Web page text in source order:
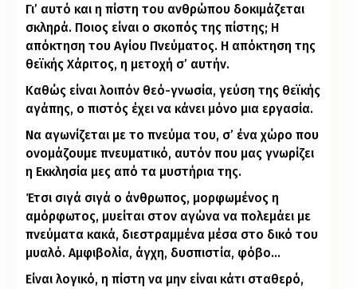
Γι’ αυτό και η πίστη του ανθρώπου δοκιμάζεται
σκληρά. Ποιος είναι ο σκοπός της πίστης; Η
απόκτηση του Αγίου Πνεύματος. Η απόκτηση της
θεϊκής Χάριτος, η μετοχή σ’ αυτήν.
Καθώς είναι λοιπόν θεό-γνωσία, γεύση της θεϊκής
αγάπης, ο πιστός έχει να κάνει μόνο μια εργασία.
Να αγωνίζεται με το πνεύμα του, σ’ ένα χώρο που
ονομάζουμε πνευματικό, αυτόν που μας γνωρίζει
η Εκκλησία μες από τα μυστήρια της.
Έτσι σιγά σιγά ο άνθρωπος, μορφωμένος η
αμόρφωτος, μυείται στον αγώνα να πολεμάει με
πνεύματα κακά, διεστραμμένα μέσα στο δικό του
μυαλό. Αμφιβολία, άγχη, δυσπιστία, φόβο…
Είναι λογικό, η πίστη να μην είναι κάτι σταθερό,